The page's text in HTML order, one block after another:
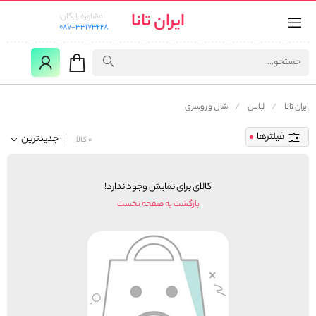
ایران تانا
مشاوره رایگان:
087-33173228
ایران تانا لباس شال و روسری
فیلترها جدیدترین 0 کالا
کالای برای نمایش وجود ندارد!
بازگشت به صفحه نخست